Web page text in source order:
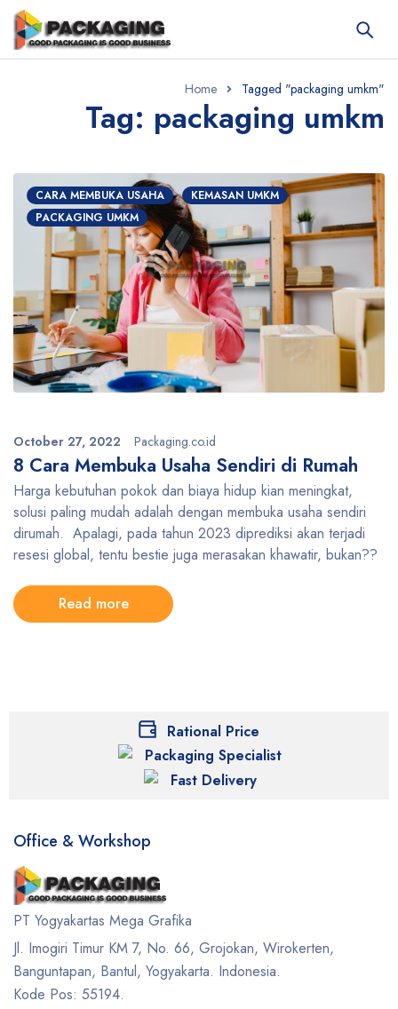
Home Tagged "packaging umkm"
Tag: packaging umkm
CARA MEMBUKA USAHA
KEMASAN UMKM
PACKAGING UMKM
October 27, 2022 Packaging.co.id
8 Cara Membuka Usaha Sendiri di Rumah
Harga kebutuhan pokok dan biaya hidup kian meningkat,
solusi paling mudah adalah dengan membuka usaha sendiri
dirumah. Apalagi, pada tahun 2023 diprediksi akan terjadi
resesi global, tentu bestie juga merasakan khawatir, bukan??
Read more
Rational Price
Packaging Specialist
Fast Delivery
Office & Workshop
PT Yogyakartas Mega Grafika
Jl. Imogiri Timur KM 7, No. 66, Grojokan, Wirokerten,
Banguntapan, Bantul, Yogyakarta. Indonesia.
Kode Pos: 55194.